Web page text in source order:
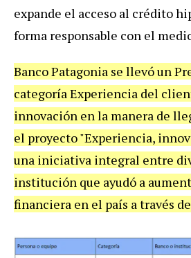
expande el acceso al crédito
forma responsable con el
Banco Patagonia se llevó un
categoría Experiencia del
innovación en la manera de
el proyecto "Experiencia,
una iniciativa integral entre
institución que ayudó a
financiera en el país a través